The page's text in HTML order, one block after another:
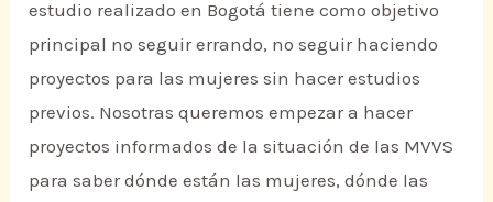
estudio realizado en Bogotá tiene como objetivo
principal no seguir errando, no seguir haciendo
proyectos para las mujeres sin hacer estudios
previos. Nosotras queremos empezar a hacer
proyectos informados de la situación de las MVVS
para saber dónde están las mujeres, dónde las